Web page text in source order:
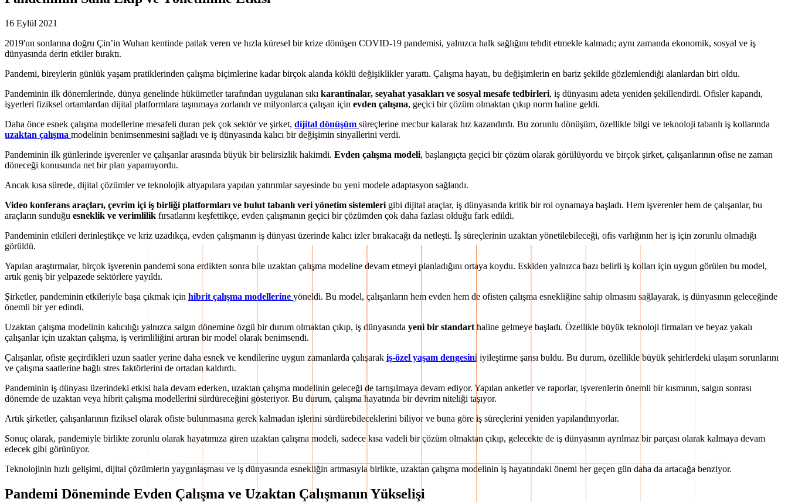
16 Eylül 2021
2019'un sonlarına doğru Çin’in Wuhan kentinde patlak veren ve hızla küresel bir krize dönüşen COVID-19 pandemisi, yalnızca halk sağlığını tehdit etmekle kalmadı; aynı zamanda ekonomik, sosyal ve iş
dünyasında derin etkiler bıraktı.
Pandemi, bireylerin günlük yaşam pratiklerinden çalışma biçimlerine kadar birçok alanda köklü değişiklikler yarattı. Çalışma hayatı, bu değişimlerin en bariz şekilde gözlemlendiği alanlardan biri oldu.
Pandeminin ilk dönemlerinde, dünya genelinde hükümetler tarafından uygulanan sıkı karantinalar, seyahat yasakları ve sosyal mesafe tedbirleri, iş dünyasını adeta yeniden şekillendirdi. Ofisler kapandı,
işyerleri fiziksel ortamlardan dijital platformlara taşınmaya zorlandı ve milyonlarca çalışan için evden çalışma, geçici bir çözüm olmaktan çıkıp norm haline geldi.
Daha önce esnek çalışma modellerine mesafeli duran pek çok sektör ve şirket, dijital dönüşüm süreçlerine mecbur kalarak hız kazandırdı. Bu zorunlu dönüşüm, özellikle bilgi ve teknoloji tabanlı iş kollarında
uzaktan çalışma modelinin benimsenmesini sağladı ve iş dünyasında kalıcı bir değişimin sinyallerini verdi.
Pandeminin ilk günlerinde işverenler ve çalışanlar arasında büyük bir belirsizlik hakimdi. Evden çalışma modeli, başlangıçta geçici bir çözüm olarak görülüyordu ve birçok şirket, çalışanlarının ofise ne zaman
döneceği konusunda net bir plan yapamıyordu.
Ancak kısa sürede, dijital çözümler ve teknolojik altyapılara yapılan yatırımlar sayesinde bu yeni modele adaptasyon sağlandı.
Video konferans araçları, çevrim içi iş birliği platformları ve bulut tabanlı veri yönetim sistemleri gibi dijital araçlar, iş dünyasında kritik bir rol oynamaya başladı. Hem işverenler hem de çalışanlar, bu
araçların sunduğu esneklik ve verimlilik fırsatlarını keşfettikçe, evden çalışmanın geçici bir çözümden çok daha fazlası olduğu fark edildi.
Pandeminin etkileri derinleştikçe ve kriz uzadıkça, evden çalışmanın iş dünyası üzerinde kalıcı izler bırakacağı da netleşti. İş süreçlerinin uzaktan yönetilebileceği, ofis varlığının her iş için zorunlu olmadığı
görüldü.
Yapılan araştırmalar, birçok işverenin pandemi sona erdikten sonra bile uzaktan çalışma modeline devam etmeyi planladığını ortaya koydu. Eskiden yalnızca bazı belirli iş kolları için uygun görülen bu model,
artık geniş bir yelpazede sektörlere yayıldı.
Şirketler, pandeminin etkileriyle başa çıkmak için hibrit çalışma modellerine yöneldi. Bu model, çalışanların hem evden hem de ofisten çalışma esnekliğine sahip olmasını sağlayarak, iş dünyasının geleceğinde
önemli bir yer edindi.
Uzaktan çalışma modelinin kalıcılığı yalnızca salgın dönemine özgü bir durum olmaktan çıkıp, iş dünyasında yeni bir standart haline gelmeye başladı. Özellikle büyük teknoloji firmaları ve beyaz yakalı
çalışanlar için uzaktan çalışma, iş verimliliğini artıran bir model olarak benimsendi.
Çalışanlar, ofiste geçirdikleri uzun saatler yerine daha esnek ve kendilerine uygun zamanlarda çalışarak iş-özel yaşam dengesini iyileştirme şansı buldu. Bu durum, özellikle büyük şehirlerdeki ulaşım sorunlarını
ve çalışma saatlerine bağlı stres faktörlerini de ortadan kaldırdı.
Pandeminin iş dünyası üzerindeki etkisi hala devam ederken, uzaktan çalışma modelinin geleceği de tartışılmaya devam ediyor. Yapılan anketler ve raporlar, işverenlerin önemli bir kısmının, salgın sonrası
dönemde de uzaktan veya hibrit çalışma modellerini sürdüreceğini gösteriyor. Bu durum, çalışma hayatında bir devrim niteliği taşıyor.
Artık şirketler, çalışanlarının fiziksel olarak ofiste bulunmasına gerek kalmadan işlerini sürdürebileceklerini biliyor ve buna göre iş süreçlerini yeniden yapılandırıyorlar.
Sonuç olarak, pandemiyle birlikte zorunlu olarak hayatımıza giren uzaktan çalışma modeli, sadece kısa vadeli bir çözüm olmaktan çıkıp, gelecekte de iş dünyasının ayrılmaz bir parçası olarak kalmaya devam
edecek gibi görünüyor.
Teknolojinin hızlı gelişimi, dijital çözümlerin yaygınlaşması ve iş dünyasında esnekliğin artmasıyla birlikte, uzaktan çalışma modelinin iş hayatındaki önemi her geçen gün daha da artacağa benziyor.
Pandemi Döneminde Evden Çalışma ve Uzaktan Çalışmanın Yükselişi